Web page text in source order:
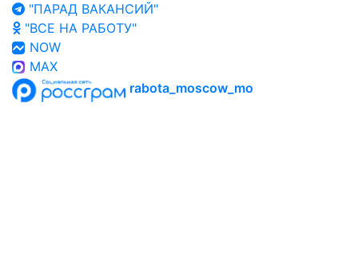
"ПАРАД ВАКАНСИЙ"
"ВСЕ НА РАБОТУ"
NOW
MAX
rabota_moscow_mo